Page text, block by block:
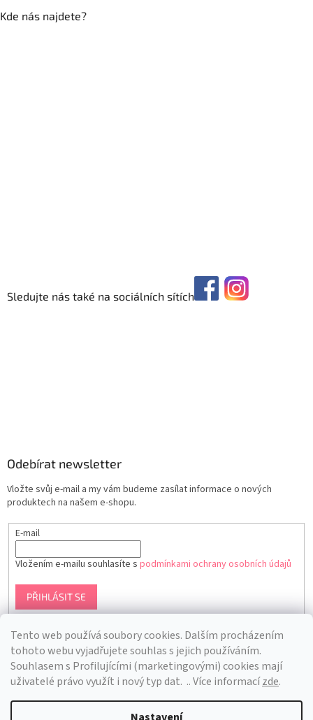
Tento web používá soubory cookies. Dalším procházením
tohoto webu vyjadřujete souhlas s jejich používáním.
Souhlasem s Profilujícími (marketingovými) cookies mají
uživatelé právo využít i nový typ dat. .. Více informacízde.
Kde nás najdete?
Sledujte nás také na sociálních sítích
Odebírat newsletter
Vložte svůj e-mail a my vám budeme zasílat informace o nových
produktech na našem e-shopu.
E-mail
Vložením e-mailu souhlasíte s podmínkami ochrany osobních údajů
PŘIHLÁSIT SE